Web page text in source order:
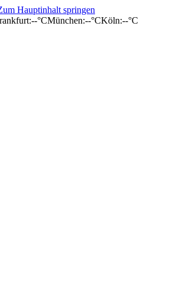
Hauptinhalt springen
:--°CMünchen:--°CKöln:--°C